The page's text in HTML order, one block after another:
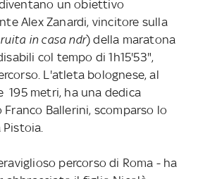
un obiettivo
Alex Zanardi, vincitore sulla
in casa ndr) della maratona
col tempo di 1h15'53",
L'atleta bolognese, al
195 metri, ha una dedica
Ballerini, scomparso lo
percorso di Roma - ha